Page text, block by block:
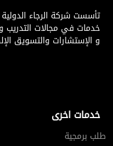
خدمات في مجالات التدريب
و الإستشارات والتسويق
خدمات اخرى
طلب برمجية